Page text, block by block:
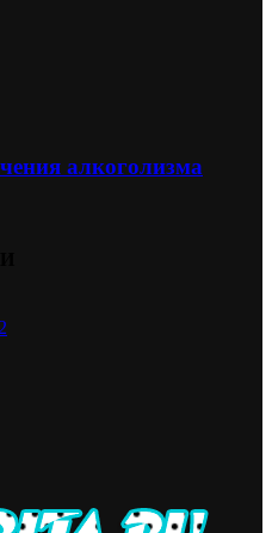
алкоголизма